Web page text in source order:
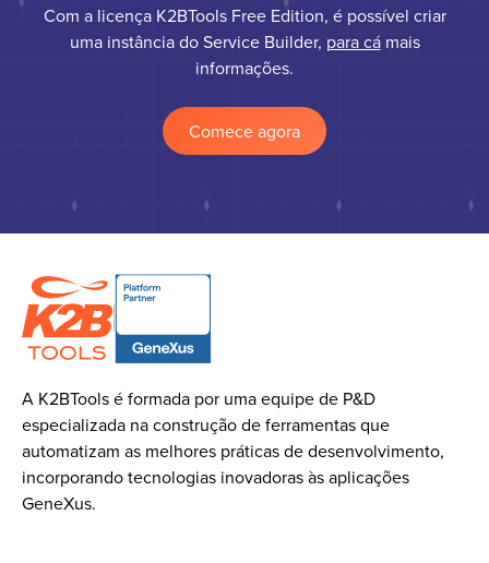
Com a licença K2BTools Free Edition, é possível criar
uma instância do Service Builder, para cámais
informações.
Comece agora
A K2BTools é formada por uma equipe de P&D
especializada na construção de ferramentas que
automatizam as melhores práticas de desenvolvimento,
incorporando tecnologias inovadoras às aplicações
GeneXus.